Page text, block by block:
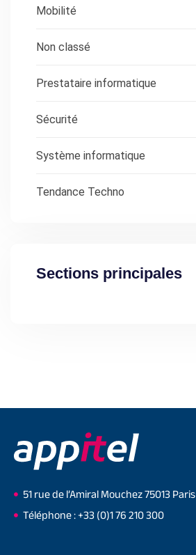
Mobilité
Non classé
Prestataire informatique
Sécurité
Système informatique
Tendance Techno
Sections principales
51 rue de l’Amiral Mouchez 75013 Paris
Téléphone : +33 (0)1 76 210 300